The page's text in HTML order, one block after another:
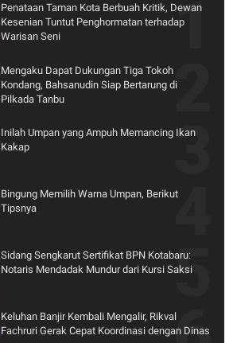
Penataan Taman Kota Berbuah Kritik, Dewan
Kesenian Tuntut Penghormatan terhadap
Warisan Seni
Mengaku Dapat Dukungan Tiga Tokoh
Kondang, Bahsanudin Siap Bertarung di
Pilkada Tanbu
Inilah Umpan yang Ampuh Memancing Ikan
Kakap
Bingung Memilih Warna Umpan, Berikut
Tipsnya
Sidang Sengkarut Sertifikat BPN Kotabaru:
Notaris Mendadak Mundur dari Kursi Saksi
Keluhan Banjir Kembali Mengalir, Rikval
Fachruri Gerak Cepat Koordinasi dengan Dinas